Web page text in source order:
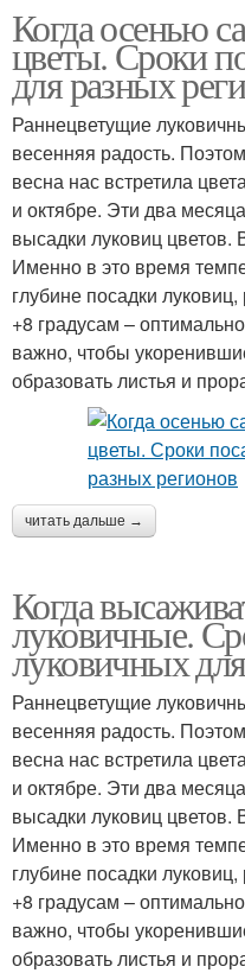
Когда осенью
цветы. Сроки
для разных
Раннецветущие
весенняя радость.
весна нас встретила
и октябре. Эти два
высадки луковиц
Именно в это время
глубине посадки
+8 градусам –
важно, чтобы
образовать листья и
читать дальше →
Когда
луковичные.
луковичных
Раннецветущие
весенняя радость.
весна нас встретила
и октябре. Эти два
высадки луковиц
Именно в это время
глубине посадки
+8 градусам –
важно, чтобы
образовать листья и